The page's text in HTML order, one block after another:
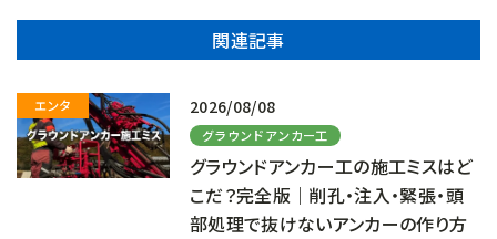
関連記事
2026/08/08
グラウンドアンカー工
グラウンドアンカー工の施工ミスはど
こだ？完全版｜削孔・注入・緊張・頭
部処理で抜けないアンカーの作り方